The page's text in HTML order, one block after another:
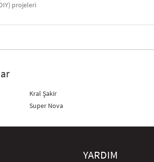
projeleri
Kral Şakir
Super Nova
YARDIM